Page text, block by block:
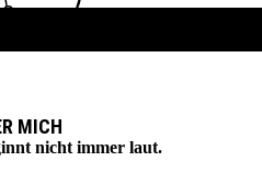
MICH
nicht immer laut.